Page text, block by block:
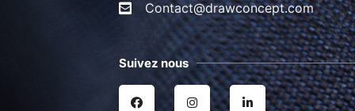
Contact@drawconcept.com
Suivez nous